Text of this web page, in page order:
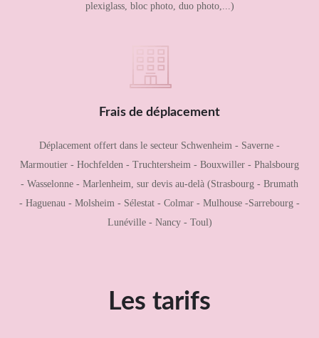
plexiglass, bloc photo, duo photo,...)
Frais de déplacement
Déplacement offert dans le secteur Schwenheim - Saverne -
Marmoutier - Hochfelden - Truchtersheim - Bouxwiller - Phalsbourg
- Wasselonne - Marlenheim, sur devis au-delà (Strasbourg - Brumath
- Haguenau - Molsheim - Sélestat - Colmar - Mulhouse -Sarrebourg -
Lunéville - Nancy - Toul)
Les tarifs